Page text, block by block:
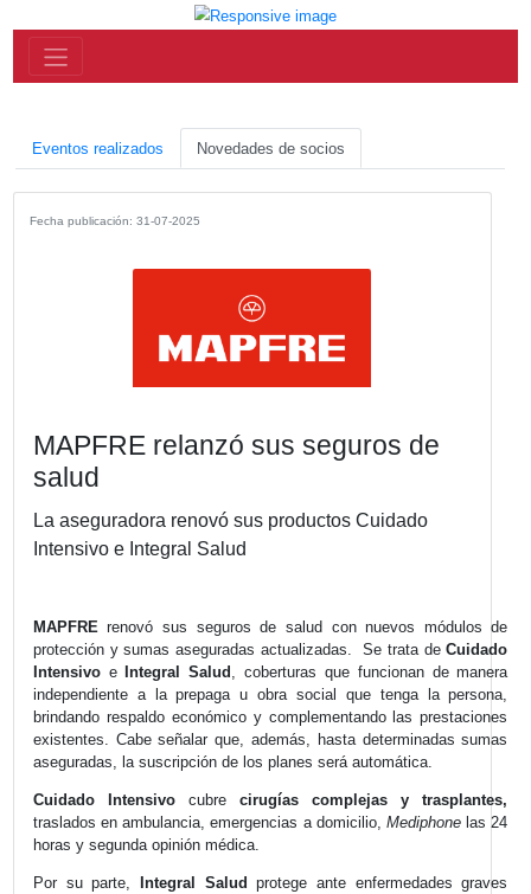
Fecha publicación: 31-07-2025
MAPFRE relanzó sus seguros
La aseguradora renovó sus productos Cuidado
Intensivo e Integral Salud
MAPFRErenovó sus seguros de salud con nuevos
protección y sumas aseguradas actualizadas. Se trata
IntensivoeIntegral Salud, coberturas que funcionan
independiente a la prepaga u obra social que tenga
brindando respaldo económico y complementando las